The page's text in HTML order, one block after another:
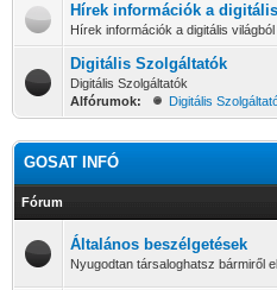
Hírek információk a
Hírek információk a digitális világból
Digitális Szolgáltatók
Digitális Szolgáltatók
Alfórumok:
Digitális
GOSAT INFÓ
Fórum
Általános beszélgetések
Nyugodtan társaloghatsz bármiről